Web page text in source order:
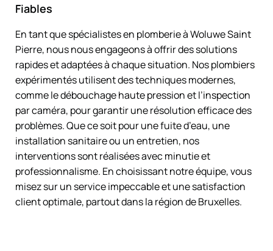
Fiables
En tant que spécialistes en plomberie à Woluwe Saint
Pierre, nous nous engageons à offrir des solutions
rapides et adaptées à chaque situation. Nos plombiers
expérimentés utilisent des techniques modernes,
comme le débouchage haute pression et l’inspection
par caméra, pour garantir une résolution efficace des
problèmes. Que ce soit pour une fuite d’eau, une
installation sanitaire ou un entretien, nos
interventions sont réalisées avec minutie et
professionnalisme. En choisissant notre équipe, vous
misez sur un service impeccable et une satisfaction
client optimale, partout dans la région de Bruxelles.